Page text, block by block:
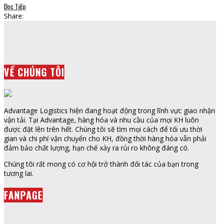
Đọc Tiếp
Share:
VỀ CHÚNG TÔI
Advantage Logistics hiện đang hoạt động trong lĩnh vực giao nhận
vận tải. Tại Advantage, hàng hóa và nhu cầu của mọi KH luôn
được đặt lên trên hết. Chúng tôi sẽ tìm mọi cách để tối ưu thời
gian và chi phí vận chuyển cho KH, đồng thời hàng hóa vẫn phải
đảm bảo chất lượng, hạn chế xảy ra rủi ro không đáng có.
Chúng tôi rất mong có cơ hội trở thành đối tác của bạn trong
tương lai.
FANPAGE